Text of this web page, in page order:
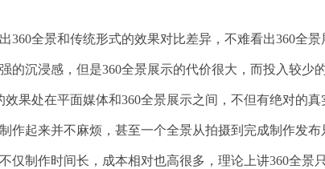
360全景和传统形式的效果对比差异，不难看出360全
的沉浸感，但是360全景展示的代价很大，而投入较少
效果处在平面媒体和360全景展示之间，不但有绝对的
作起来并不麻烦，甚至一个全景从拍摄到完成制作发
仅制作时间长，成本相对也高很多，理论上讲360全景